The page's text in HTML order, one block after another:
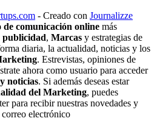
- Creado con Journalizze
de comunicación online más
publicidad, Marcas y estrategias de
diaria, la actualidad, noticias y los
. Estrevistas, opiniones de
ahora como usuario para acceder
noticias. Si además deseas estar
del Marketing, puedes
para recibir nuestras novedades y
correo electrónico